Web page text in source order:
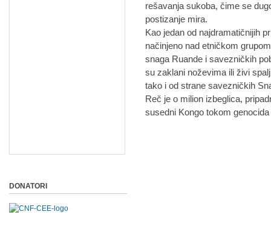
rešavanja sukoba, čime se
postizanje mira.
Kao jedan od najdramatičnijih
načinjeno nad etničkom
snaga Ruande i savezničkih
su zaklani noževima ili živi
tako i od strane savezničkih
Reč je o milion izbeglica,
susedni Kongo tokom
DONATORI